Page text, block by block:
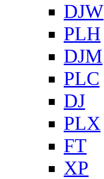
DJW
PLH
DJM
PLC
DJ
PLX
FT
XP